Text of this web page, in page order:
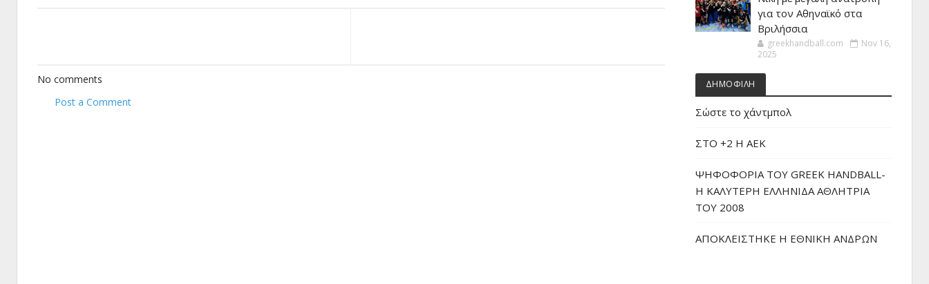
No comments
Post a Comment
για τον Αθηναϊκό στα
Βριλήσσια
greekhandball.com
Nov 16,
2025
ΔΗΜΟΦΙΛΗ
Σώστε το χάντμπολ
ΣΤΟ +2 Η ΑΕΚ
ΨΗΦΟΦΟΡΙΑ ΤΟΥ GREEK HANDBALL-
H ΚΑΛΥΤΕΡΗ ΕΛΛΗΝΙΔΑ ΑΘΛΗΤΡΙΑ
ΤΟΥ 2008
ΑΠΟΚΛΕΙΣΤΗΚΕ Η ΕΘΝΙΚΗ ΑΝΔΡΩΝ